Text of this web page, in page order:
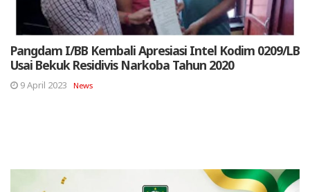
Pangdam I/BB Kembali Apresiasi Intel Kodim 0209/LB
Usai Bekuk Residivis Narkoba Tahun 2020
9 April 2023 News